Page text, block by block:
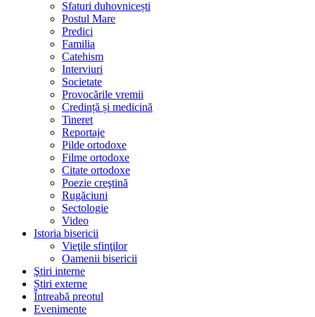
Sfaturi duhovnicești
Postul Mare
Predici
Familia
Catehism
Interviuri
Societate
Provocările vremii
Credință și medicină
Tineret
Reportaje
Pilde ortodoxe
Filme ortodoxe
Citate ortodoxe
Poezie creştină
Rugăciuni
Sectologie
Video
Istoria bisericii
Vieţile sfinţilor
Oamenii bisericii
Ştiri interne
Știri externe
Întreabă preotul
Evenimente